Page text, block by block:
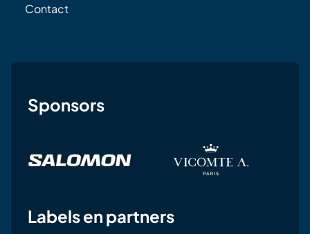
Contact
Sponsors
Labels en partners